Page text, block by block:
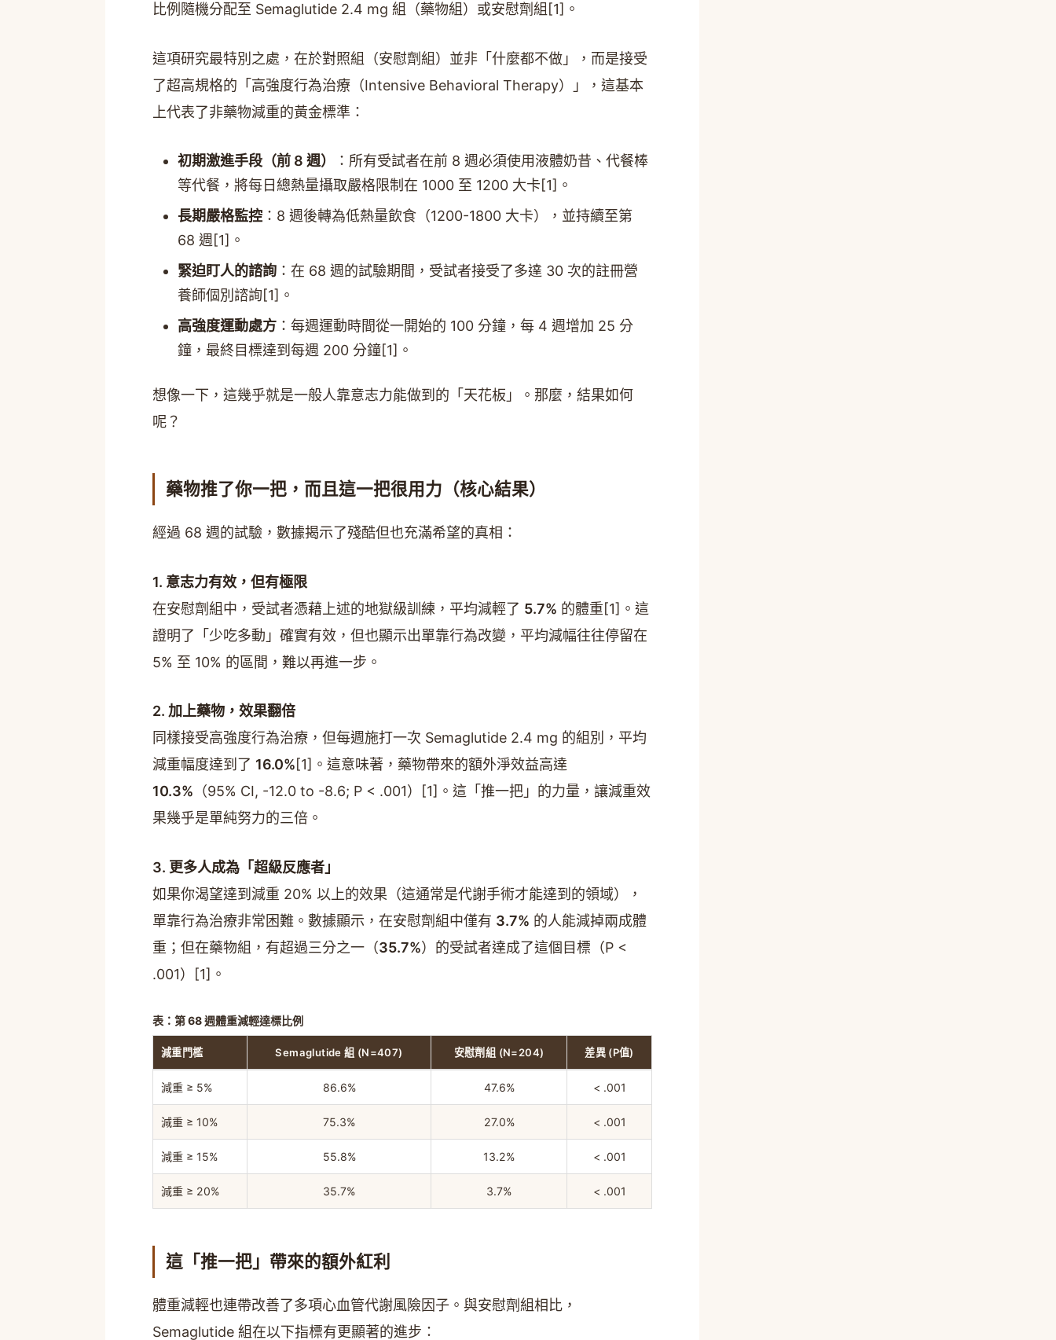
比例隨機分配至 Semaglutide 2.4 mg 組（藥物組）或安慰劑組[1]。
這項研究最特別之處，在於對照組（安慰劑組）並非「什麼都不做」，而是接受
了超高規格的「高強度行為治療（Intensive Behavioral Therapy）」，這基本
上代表了非藥物減重的黃金標準：
初期激進手段（前 8 週）
：所有受試者在前 8 週必須使用液體奶昔、代餐棒
等代餐，將每日總熱量攝取嚴格限制在 1000 至 1200 大卡[1]。
長期嚴格監控 ：8 週後轉為低熱量飲食（1200-1800 大卡），並持續至第
68 週[1]。
緊迫盯人的諮詢 ：在 68 週的試驗期間，受試者接受了多達 30 次的註冊營
養師個別諮詢[1]。
高強度運動處方 ：每週運動時間從一開始的 100 分鐘，每 4 週增加 25 分
鐘，最終目標達到每週 200 分鐘[1]。
想像一下，這幾乎就是一般人靠意志力能做到的「天花板」。那麼，結果如何
呢？
藥物推了你一把，而且這一把很用力（核心結果）
經過 68 週的試驗，數據揭示了殘酷但也充滿希望的真相：
1. 意志力有效，但有極限
在安慰劑組中，受試者憑藉上述的地獄級訓練，平均減輕了 5.7% 的體重[1]。這
證明了「少吃多動」確實有效，但也顯示出單靠行為改變，平均減幅往往停留在
5% 至 10% 的區間，難以再進一步。
2. 加上藥物，效果翻倍
同樣接受高強度行為治療，但每週施打一次 Semaglutide 2.4 mg 的組別，平均
減重幅度達到了 16.0%[1]。這意味著，藥物帶來的額外淨效益高達
10.3% （95% CI, -12.0 to -8.6; P < .001）[1]。這「推一把」的力量，讓減重效
果幾乎是單純努力的三倍。
3. 更多人成為「超級反應者」
如果你渴望達到減重 20% 以上的效果（這通常是代謝手術才能達到的領域），
單靠行為治療非常困難。數據顯示，在安慰劑組中僅有 3.7% 的人能減掉兩成體
重；但在藥物組，有超過三分之一（35.7%）的受試者達成了這個目標（P <
.001）[1]。
表：第 68 週體重減輕達標比例
減重門檻 Semaglutide 組 (N=407) 安慰劑組 (N=204) 差異 (P值)
減重 ≥ 5% 86.6% 47.6% < .001
減重 ≥ 10% 75.3% 27.0% < .001
減重 ≥ 15% 55.8% 13.2% < .001
減重 ≥ 20% 35.7% 3.7% < .001
這「推一把」帶來的額外紅利
體重減輕也連帶改善了多項心血管代謝風險因子。與安慰劑組相比，
Semaglutide 組在以下指標有更顯著的進步：